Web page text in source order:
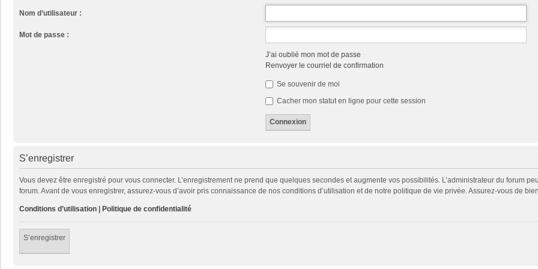
Nom d’utilisateur :
Mot de passe :
J’ai oublié mon mot de passe
Renvoyer le courriel de confirmation
Se souvenir de moi
Cacher mon statut en ligne pour cette session
S’enregistrer
Vous devez être enregistré pour vous connecter. L’enregistrement ne prend que quelques secondes et augmente vos possibilités. L’administrateur du forum
forum. Avant de vous enregistrer, assurez-vous d’avoir pris connaissance de nos conditions d’utilisation et de notre politique de vie privée. Assurez-vous de
Conditions d’utilisation | Politique de confidentialité
S’enregistrer